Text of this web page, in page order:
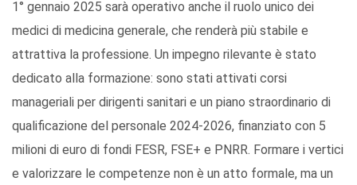
1° gennaio 2025 sarà operativo anche il ruolo unico dei
medici di medicina generale, che renderà più stabile e
attrattiva la professione. Un impegno rilevante è stato
dedicato alla formazione: sono stati attivati corsi
manageriali per dirigenti sanitari e un piano straordinario di
qualificazione del personale 2024-2026, finanziato con 5
milioni di euro di fondi FESR, FSE+ e PNRR. Formare i vertici
e valorizzare le competenze non è un atto formale, ma un